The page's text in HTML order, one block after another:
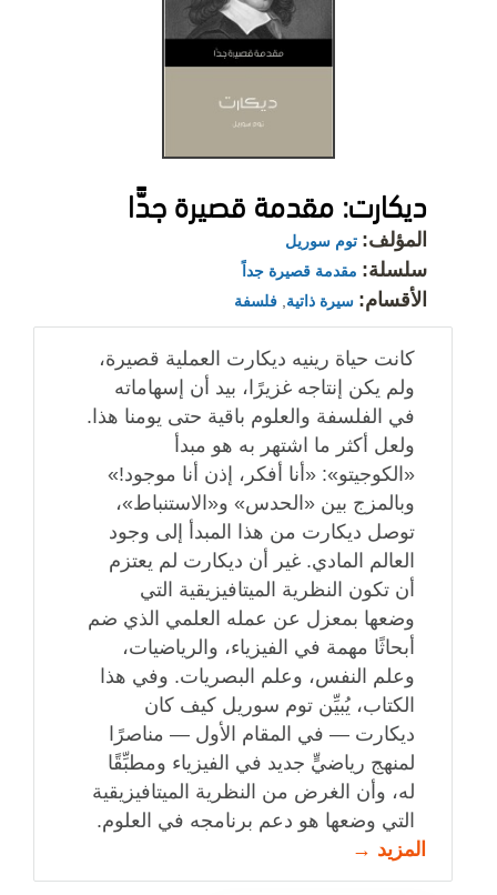
ديكارت: مقدمة قصيرة جدًّا
المؤلف: توم سوريل
سلسلة: مقدمة قصيرة جداً
الأقسام: سيرة ذاتية فلسفة
كانت حياة رينيه ديكارت العملية قصيرة،
ولم يكن إنتاجه غزيرًا، بيد أن إسهاماته
في الفلسفة والعلوم باقية حتى يومنا هذا.
ولعل أكثر ما اشتهر به هو مبدأ
«الكوجيتو»: «أنا أفكر، إذن أنا موجود!»
وبالمزج بين «الحدس» و«الاستنباط»،
توصل ديكارت من هذا المبدأ إلى وجود
العالم المادي. غير أن ديكارت لم يعتزم
أن تكون النظرية الميتافيزيقية التي
وضعها بمعزل عن عمله العلمي الذي ضم
أبحاثًا مهمة في الفيزياء، والرياضيات،
وعلم النفس، وعلم البصريات. وفي هذا
الكتاب، يُبيِّن توم سوريل كيف كان
ديكارت — في المقام الأول — مناصرًا
لمنهج رياضيٍّ جديد في الفيزياء ومطبِّقًا
له، وأن الغرض من النظرية الميتافيزيقية
التي وضعها هو دعم برنامجه في العلوم.
المزيد →